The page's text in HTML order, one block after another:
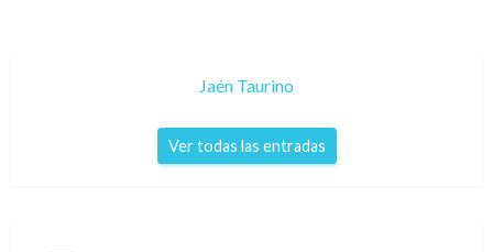
Jaén Taurino
Ver todas las entradas